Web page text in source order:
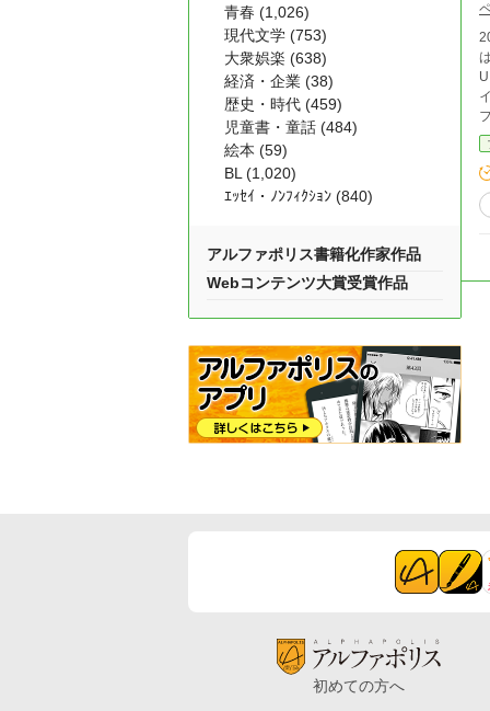
青春 (1,026)
現代文学 (753)
大衆娯楽 (638)
経済・企業 (38)
歴史・時代 (459)
児童書・童話 (484)
絵本 (59)
BL (1,020)
ｴｯｾｲ・ﾉﾝﾌｨｸｼｮﾝ (840)
アルファポリス書籍化作家作品
Webコンテンツ大賞受賞作品
初めての方へ